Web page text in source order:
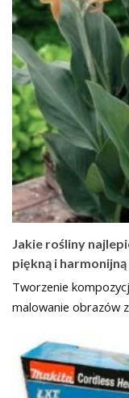
Jakie rośliny
piękną i
Tworzenie
malowanie obrazów